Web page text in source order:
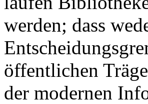
werden; dass
öffentlichen
der modernen